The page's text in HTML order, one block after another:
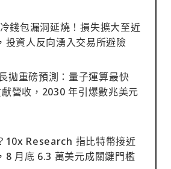
錢包漏洞延燒！損失擴大至近
投資人反向湧入交易所避險
拋重磅預測：量子運算最快
營收，2030 年引爆數兆美元
10x Research 指比特幣接近
8 月底 6.3 萬美元成關鍵門檻